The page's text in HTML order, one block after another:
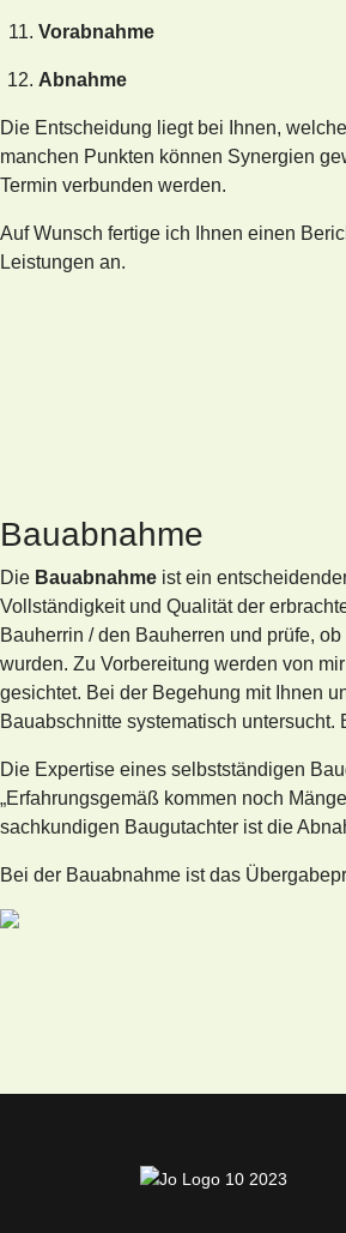
Vorabnahme
Abnahme
Die Entscheidung liegt bei Ihnen,
manchen Punkten können Synergien
Termin verbunden werden.
Auf Wunsch fertige ich Ihnen einen
Leistungen an.
Bauabnahme
Die Bauabnahme ist ein
Vollständigkeit und Qualität der
Bauherrin / den Bauherren und prüfe,
wurden. Zu Vorbereitung werden von
gesichtet. Bei der Begehung mit Ihnen
Bauabschnitte systematisch
Die Expertise eines selbstständigen
„Erfahrungsgemäß kommen noch
sachkundigen Baugutachter ist die
Bei der Bauabnahme ist das